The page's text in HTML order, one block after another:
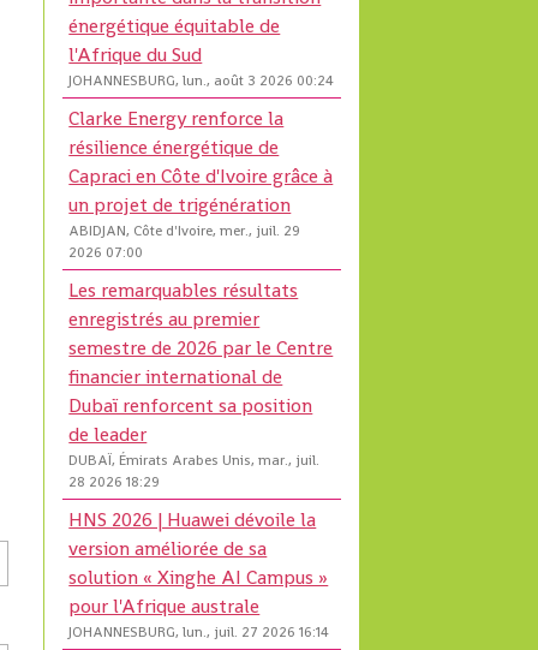
énergétique équitable de
l'Afrique du Sud
JOHANNESBURG, lun., août 3 2026 00:24
Clarke Energy renforce la
résilience énergétique de
Capraci en Côte d'Ivoire grâce à
un projet de trigénération
ABIDJAN, Côte d'Ivoire, mer., juil. 29
2026 07:00
Les remarquables résultats
enregistrés au premier
semestre de 2026 par le Centre
financier international de
Dubaï renforcent sa position
de leader
DUBAÏ, Émirats Arabes Unis, mar., juil.
28 2026 18:29
HNS 2026 | Huawei dévoile la
version améliorée de sa
solution « Xinghe AI Campus »
pour l'Afrique australe
JOHANNESBURG, lun., juil. 27 2026 16:14